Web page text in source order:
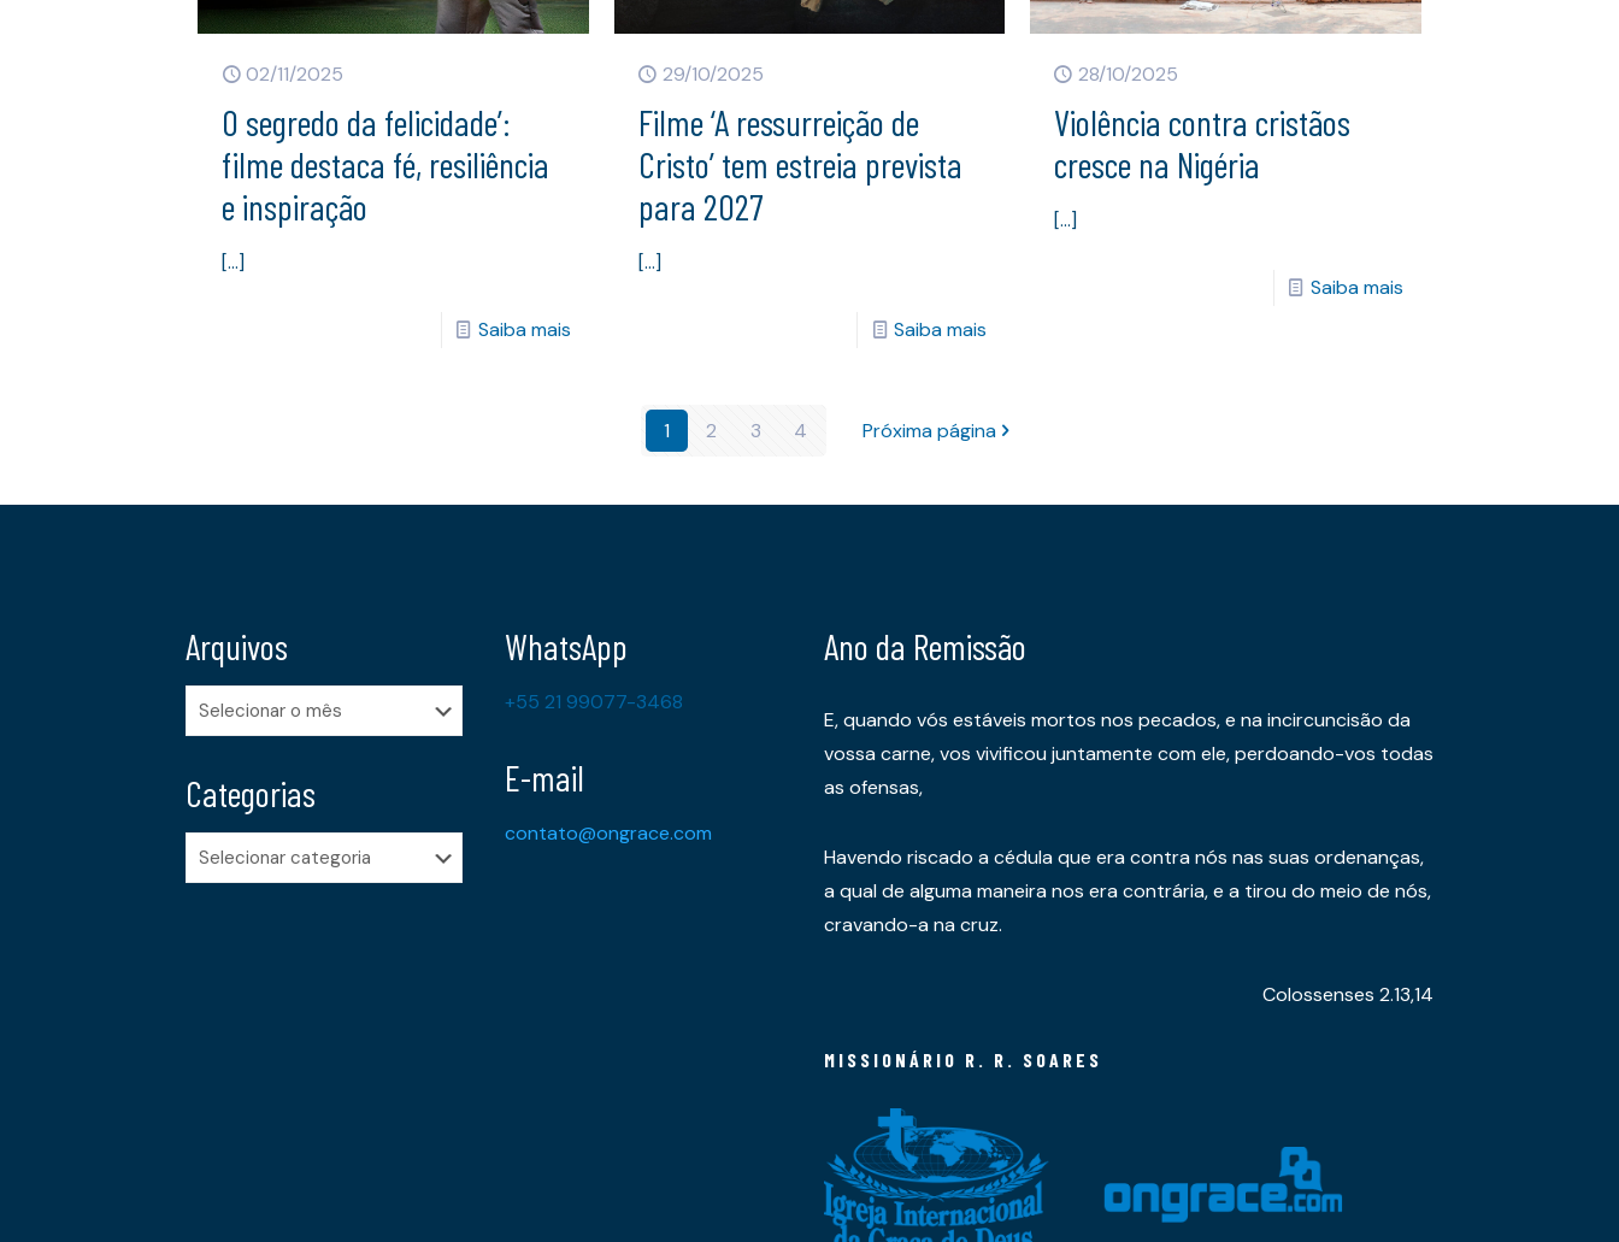
02/11/2025
O segredo da felicidade’:
filme destaca fé, resiliência
e inspiração
[…]
Saiba mais
29/10/2025
Filme ‘A ressurreição de
Cristo’ tem estreia prevista
para 2027
[…]
Saiba mais
28/10/2025
Violência contra cristãos
cresce na Nigéria
[…]
Saiba mais
1 2 3 4 Próxima página
Arquivos
Arquivos
Categorias
Categorias
WhatsApp
+55 21 99077-3468
E-mail
contato@ongrace.com
Ano da Remissão
E, quando vós estáveis mortos nos pecados, e na incircuncisão da
vossa carne, vos vivificou juntamente com ele, perdoando-vos todas
as ofensas,
Havendo riscado a cédula que era contra nós nas suas ordenanças,
a qual de alguma maneira nos era contrária, e a tirou do meio de nós,
cravando-a na cruz.
Colossenses 2.13,14
MISSIONÁRIO R. R. SOARES